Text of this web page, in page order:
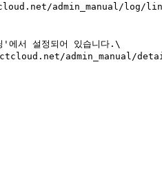
서 설정되어 있습니다.\